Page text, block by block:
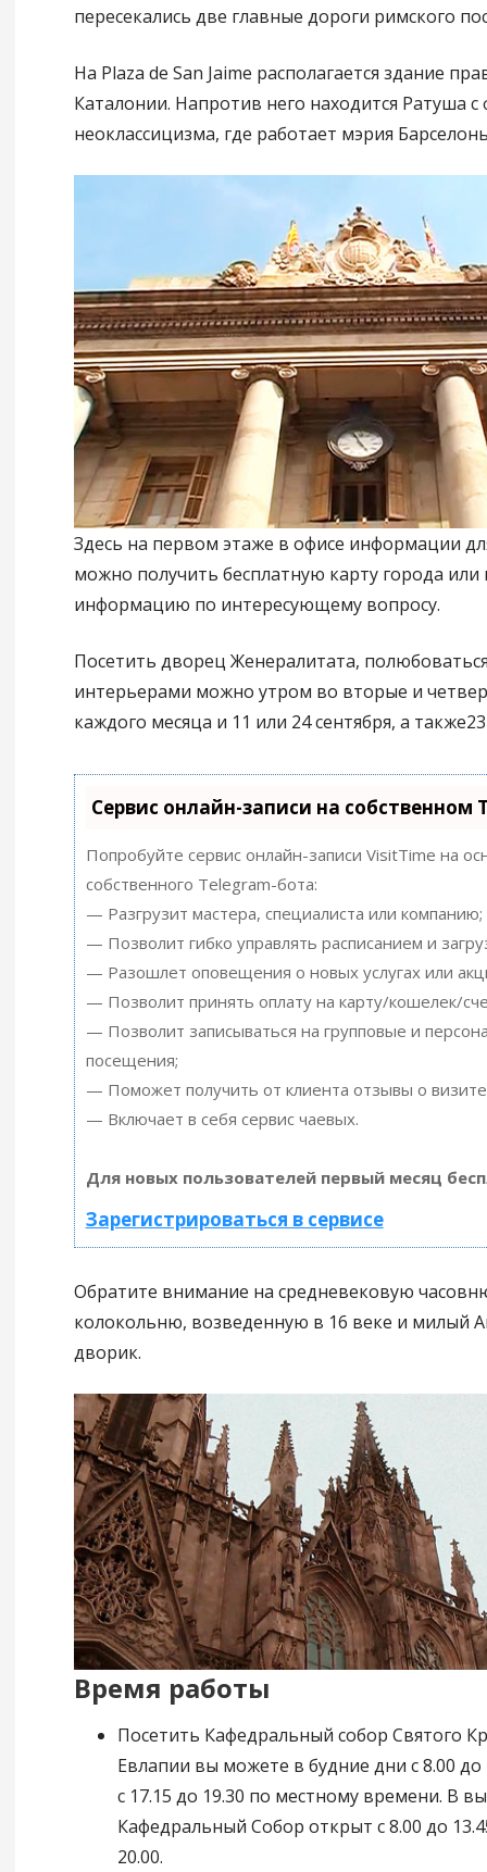
пересекались две главные дороги римского
На Plaza de San Jaime располагается здание
Каталонии. Напротив него находится Ратуша с
неоклассицизма, где работает мэрия
Здесь на первом этаже в офисе информации
можно получить бесплатную карту города или
информацию по интересующему вопросу.
Посетить дворец Женералитата,
интерьерами можно утром во вторые и
каждого месяца и 11 или 24 сентября, а
Сервис онлайн-записи на собственном
Попробуйте сервис онлайн-записи VisitTime на
собственного Telegram-бота:
— Разгрузит мастера, специалиста или компанию;
— Позволит гибко управлять расписанием и
— Разошлет оповещения о новых услугах или
— Позволит принять оплату на карту/кошелек/
— Позволит записываться на групповые и
посещения;
— Поможет получить от клиента отзывы о визите
— Включает в себя сервис чаевых.
Для новых пользователей первый месяц
Зарегистрироваться в сервисе
Обратите внимание на средневековую
колокольню, возведенную в 16 веке и милый
дворик.
Время работы
Посетить Кафедральный собор Святого
Евлапии вы можете в будние дни с 8.00 до
с 17.15 до 19.30 по местному времени. В
Кафедральный Собор открыт с 8.00 до
20.00.